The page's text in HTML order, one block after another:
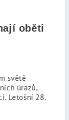
oběti
světě
úrazů,
Letošní 28.